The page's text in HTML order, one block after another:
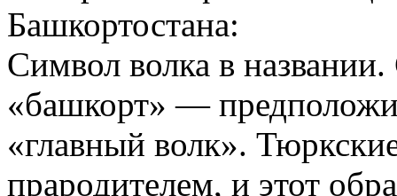
Башкортостана:
Символ волка в
«башкорт» —
«главный волк».
прародителем, и этот